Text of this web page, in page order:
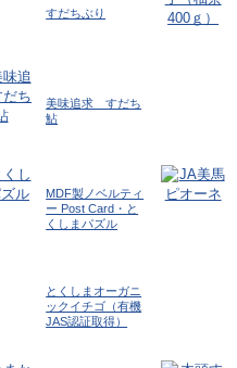
すだちぶり
美味追求 すだち
鮎
MDF製ノベルティ
ー Post Card・と
くしまパズル
とくしまオーガニ
ックイチゴ（有機
JAS認証取得）